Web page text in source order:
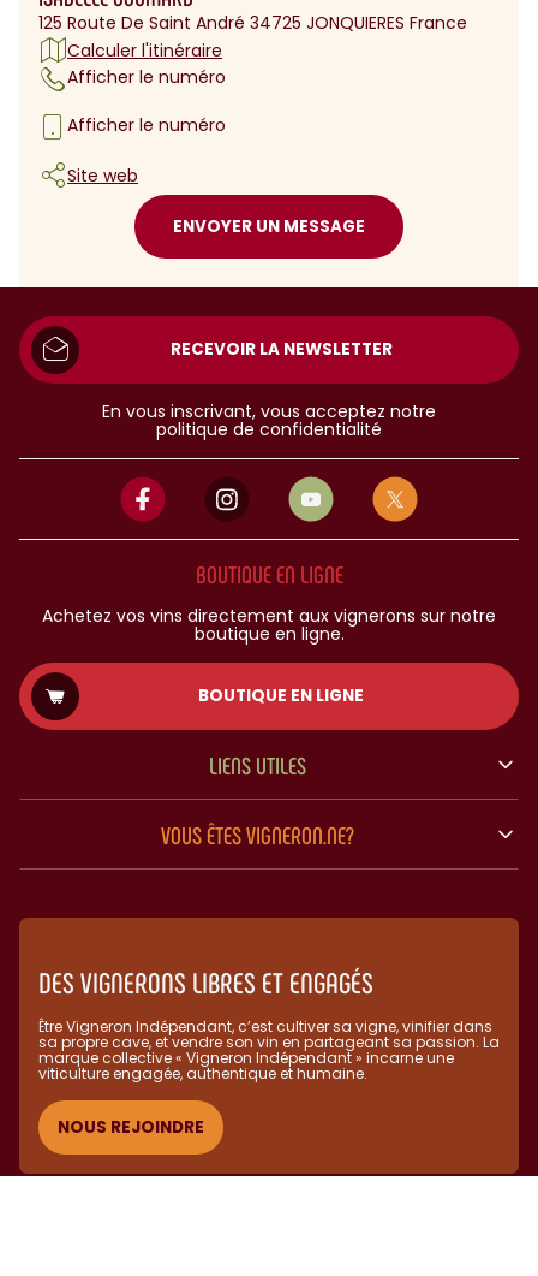
125 Route De Saint André 34725 JONQUIERES France
Calculer l'itinéraire
Afficher le numéro
Afficher le numéro
Site web
ENVOYER UN MESSAGE
RECEVOIR LA NEWSLETTER
En vous inscrivant, vous acceptez notre
politique de confidentialité
BOUTIQUE EN LIGNE
Achetez vos vins directement aux vignerons sur notre
boutique en ligne.
BOUTIQUE EN LIGNE
LIENS UTILES
VOUS ÊTES VIGNERON.NE?
DES VIGNERONS LIBRES ET ENGAGÉS
Être Vigneron Indépendant, c’est cultiver sa vigne, vinifier dans
sa propre cave, et vendre son vin en partageant sa passion. La
marque collective « Vigneron Indépendant » incarne une
viticulture engagée, authentique et humaine.​
NOUS REJOINDRE